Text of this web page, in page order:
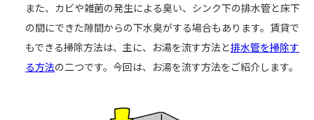
また、カビや雑菌の発生による臭い、シンク下の排水管と床下
の間にできた隙間からの下水臭がする場合もあります。賃貸で
もできる掃除方法は、主に、お湯を流す方法と排水管を掃除す
る方法の二つです。今回は、お湯を流す方法をご紹介します。